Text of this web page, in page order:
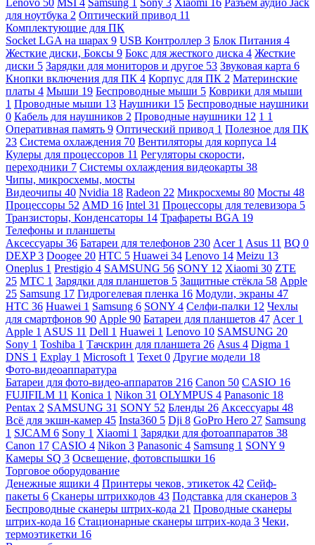
для ноутбука 2 Оптический привод 11
Комплектующие для ПК
Socket LGA на шарах 9 USB Контроллер 3 Блок Питания 4
Жесткие диски, Боксы 9 Бокс для жесткого диска 4 Жесткие
диски 5 Зарядки для мониторов и другое 53 Звуковая карта 6
Кнопки включения для ПК 4 Корпус для ПК 2 Материнские
платы 4 Мыши 19 Беспроводные мыши 5 Коврики для мыши
1 Проводные мыши 13 Наушники 15 Беспроводные наушники
0 Кабель для наушников 2 Проводные наушники 12 1 1
Оперативная память 9 Оптический привод 1 Полезное для ПК
23 Система охлаждения 70 Вентиляторы для корпуса 14
Кулеры для процессоров 11 Регуляторы скорости,
переходники 7 Системы охлаждения видеокарты 38
Чипы, микросхемы, мосты
Видеочипы 40 Nvidia 18 Radeon 22 Микросхемы 80 Мосты 48
Процессоры 52 AMD 16 Intel 31 Процессоры для телевизора 5
Транзисторы, Конденсаторы 14 Трафареты BGA 19
Телефоны и планшеты
Аксессуары 36 Батареи для телефонов 230 Acer 1 Asus 11 BQ 0
DEXP3 Doogee 20 HTC 5 Huawei 34 Lenovo 14 Meizu 13
Oneplus 1 Prestigio 4 SAMSUNG 56 SONY 12 Xiaomi 30 ZTE
25 МТС 1 Зарядки для планшетов 5 Защитные стёкла 58 Apple
25 Samsung 17 Гидрогелевая пленка 16 Модули, экраны 47
HTC 36 Huawei 1 Samsung 6 SONY 4 Селфи-палки 12 Чехлы
для смартфонов 90 Apple 90 Батареи для планшетов 47 Acer 1
Apple 1 ASUS 11 Dell 1 Huawei 1 Lenovo 10 SAMSUNG 20
Sony 1 Toshiba 1 Тачскрин для планшета 26 Asus 4 Digma 1
DNS 1 Explay 1 Microsoft 1 Texet 0 Другие модели 18
Фото-видеоаппаратура
Батареи для фото-видео-аппаратов 216 Canon 50 CASIO 16
FUJIFILM 11 Konica 1 Nikon 31 OLYMPUS 4 Panasonic 18
Pentax 2 SAMSUNG 31 SONY 52 Бленды 26 Аксессуары 48
Всё для экшн-камер 45 Insta360 5 Dji 8 GoPro Hero 27 Samsung
1 SJCAM 6 Sony 1 Xiaomi 1 Зарядки для фотоаппаратов 38
Canon 17 CASIO 4 Nikon 3 Panasonic 4 Samsung 1 SONY 9
Камеры SQ 3 Освещение, фотовспышки 16
Торговое оборудование
Денежные ящики 4 Принтеры чеков, этикеток 42 Сейф-
пакеты 6 Сканеры штрихкодов 43 Подставка для сканеров 3
Беспроводные сканеры штрих-кода 21 Проводные сканеры
штрих-кода 16 Стационарные сканеры штрих-кода 3 Чеки,
термоэтикетки 16